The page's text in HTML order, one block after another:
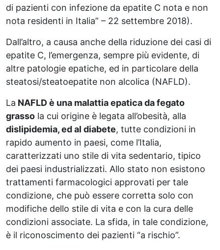
di pazienti con infezione da epatite C nota e non
nota residenti in Italia” – 22 settembre 2018).
Dall’altro, a causa anche della riduzione dei casi di
epatite C, l’emergenza, sempre più evidente, di
altre patologie epatiche, ed in particolare della
steatosi/steatoepatite non alcolica (NAFLD).
La NAFLD è una malattia epatica da fegato
grasso la cui origine è legata all’obesità, alla
dislipidemia, ed al diabete, tutte condizioni in
rapido aumento in paesi, come l’Italia,
caratterizzati uno stile di vita sedentario, tipico
dei paesi industrializzati. Allo stato non esistono
trattamenti farmacologici approvati per tale
condizione, che può essere corretta solo con
modifiche dello stile di vita e con la cura delle
condizioni associate. La sfida, in tale condizione,
è il riconoscimento dei pazienti “a rischio”.